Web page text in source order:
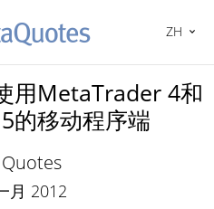
ZH
用MetaTrader 4和
的移动程序端
月 2012